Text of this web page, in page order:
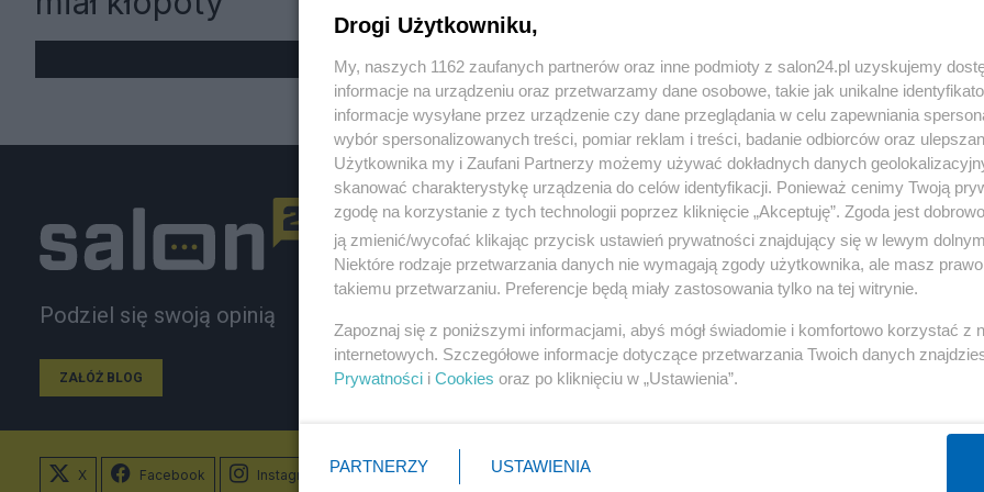
« WRÓĆ DO NOTKI
Podziel się swoją opinią
ZAŁÓŻ BLOG
Polityka
PiS
Rząd
NATO
KO
Gospodarka
Biznes
Pieniądze
Inwestycje
Podatki
X Facebook Instagram
Drogi Użytkowniku,
My, naszych 1162 zaufanych partnerów oraz inne podmioty z salon24.pl uzyskujemy
informacje na urządzeniu oraz przetwarzamy dane osobowe, takie jak unikalne
informacje wysyłane przez urządzenie czy dane przeglądania w celu zapewniania
wybór spersonalizowanych treści, pomiar reklam i treści, badanie odbiorców oraz
Użytkownika my i Zaufani Partnerzy możemy używać dokładnych danych
skanować charakterystykę urządzenia do celów identyfikacji. Ponieważ cenimy Twoją
zgodę na korzystanie z tych technologii poprzez kliknięcie „Akceptuję”. Zgoda jest
ją zmienić/wycofać klikając przycisk ustawień prywatności znajdujący się w lewym
Niektóre rodzaje przetwarzania danych nie wymagają zgody użytkownika, ale masz
takiemu przetwarzaniu. Preferencje będą miały zastosowania tylko na tej witrynie.
Zapoznaj się z poniższymi informacjami, abyś mógł świadomie i komfortowo korzystać z
internetowych. Szczegółowe informacje dotyczące przetwarzania Twoich danych
Prywatności i Cookies oraz po kliknięciu w „Ustawienia”.
PARTNERZY USTAWIENIA